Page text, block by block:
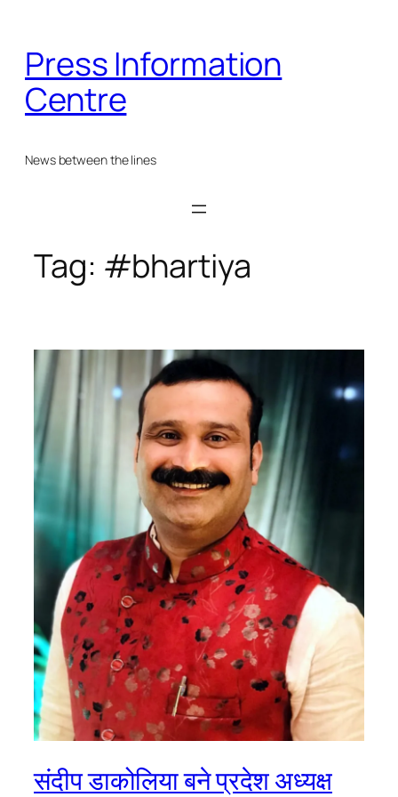
content
Press Information
Centre
News between the lines
Tag: #bhartiya
संदीप डाकोलिया बने प्रदेश अध्यक्ष